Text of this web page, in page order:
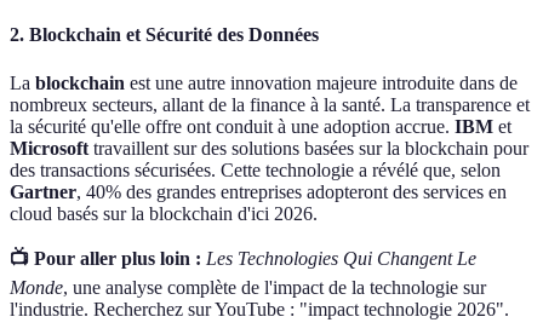
2. Blockchain et Sécurité des Données
La blockchain est une autre innovation majeure introduite dans de
nombreux secteurs, allant de la finance à la santé. La transparence et
la sécurité qu'elle offre ont conduit à une adoption accrue. IBM et
Microsoft travaillent sur des solutions basées sur la blockchain pour
des transactions sécurisées. Cette technologie a révélé que, selon
Gartner, 40% des grandes entreprises adopteront des services en
cloud basés sur la blockchain d'ici 2026.
📺 Pour aller plus loin : Les Technologies Qui Changent Le
Monde, une analyse complète de l'impact de la technologie sur
l'industrie. Recherchez sur YouTube : "impact technologie 2026".